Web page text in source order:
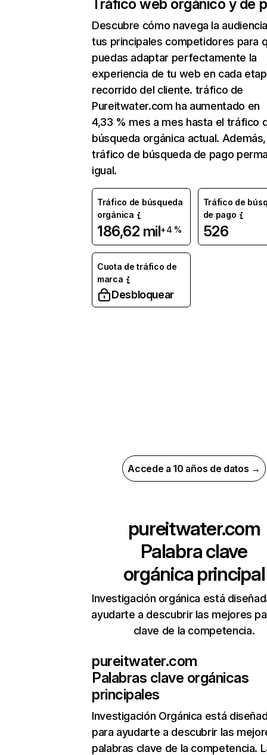
Tráfico web orgánico y de
Descubre cómo navega la
tus principales competidores para
puedas adaptar perfectamente la
experiencia de tu web en cada
recorrido del cliente. tráfico de
Pureitwater.com ha aumentado en
4,33 % mes a mes hasta el tráfico
búsqueda orgánica actual.
tráfico de búsqueda de pago
igual.
Tráfico de búsqueda
orgánica
186,62 mil+4 %
Tráfico de
de pago
526
Cuota de tráfico de
marca
Desbloquear
Accede a 10 años de datos →
pureitwater.com
Palabra clave
orgánica principal
Investigación orgánica está
ayudarte a descubrir las mejores
clave de la competencia.
pureitwater.com
Palabras clave orgánicas
principales
Investigación Orgánica está
para ayudarte a descubrir las
palabras clave de la competencia.